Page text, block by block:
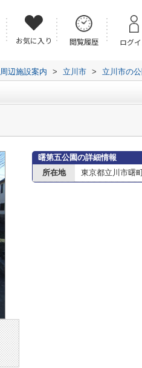
お気に入り 閲覧履歴 ログ
周辺施設案内 > 立川市 > 立川市の公
曙第五公園の詳細情報
所在地
東京都立川市曙